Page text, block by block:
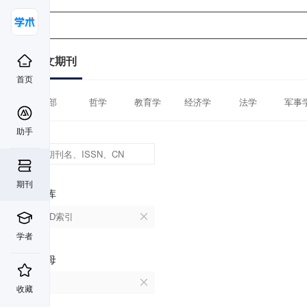
首页
助手
期刊
学者
收藏
中文期刊
全部 哲学 教育学 经济学 法学 军事
数据库
CSCD索引
首字母